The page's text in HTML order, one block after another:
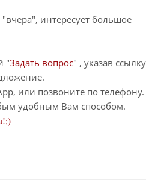
интересует большое
"Задать вопрос" , указав ссылку
или позвоните по телефону.
удобным Вам способом.